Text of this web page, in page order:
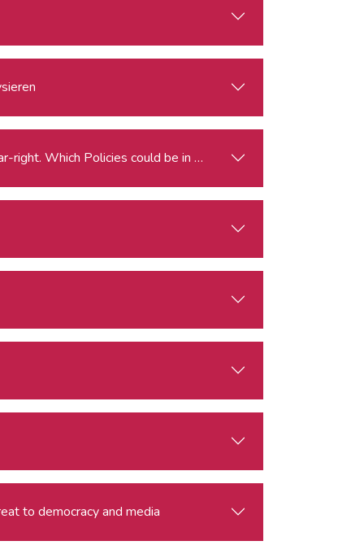
Elections for the European Parliament and the Rise of the Far-right. Which Policies could be in Peril?
to democracy and media